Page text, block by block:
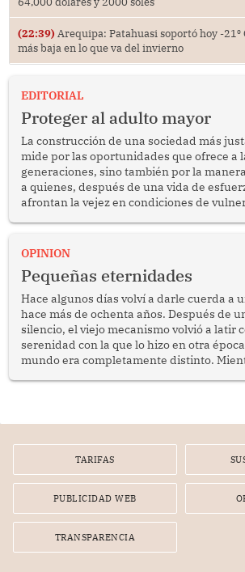
(22:39) Arequipa: Patahuasi soportó hoy -21⁰
más baja en lo que va del invierno
EDITORIAL
Proteger al adulto mayor
La construcción de una sociedad más
mide por las oportunidades que ofrece a
generaciones, sino también por la
a quienes, después de una vida de
afrontan la vejez en condiciones de
bimestrales el subsidio que reciben los
reflexionar sobre la importancia de
públicas dirigidas a los adultos mayores
OPINION
Pequeñas eternidades
Hace algunos días volví a darle cuerda a
hace más de ochenta años. Después de
silencio, el viejo mecanismo volvió a latir
serenidad con la que lo hizo en otra
mundo era completamente distinto.
TARIFAS
PUBLICIDAD WEB
TRANSPARENCIA